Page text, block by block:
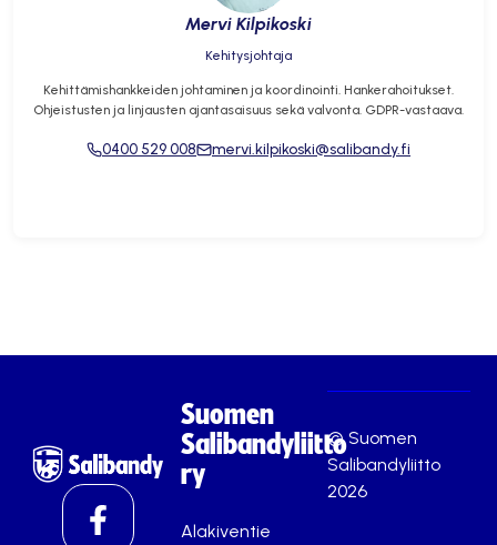
Mervi Kilpikoski
Kehitysjohtaja
Kehittämishankkeiden johtaminen ja koordinointi. Hankerahoitukset.
Ohjeistusten ja linjausten ajantasaisuus sekä valvonta. GDPR-vastaava.
0400 529 008 mervi.kilpikoski@salibandy.fi
Suomen
Salibandyliitto
ry
Alakiventie
© Suomen
Salibandyliitto
2026